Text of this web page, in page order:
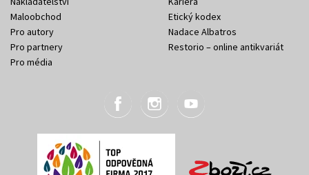
Maloobchod
Pro autory
Pro partnery
Pro média
Etický kodex
Nadace Albatros
Restorio – online antikvariát